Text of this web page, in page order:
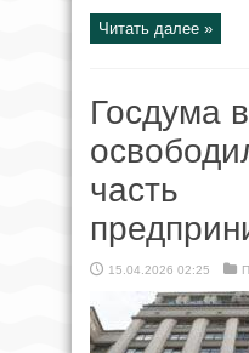
Читать далее »
Госдума
часть
15.04.2026 02:25